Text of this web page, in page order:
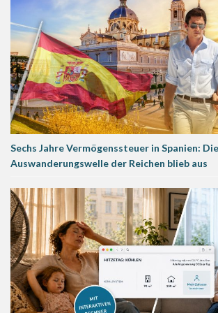
Sechs Jahre Vermögenssteuer in Spanien:
Auswanderungswelle der Reichen blieb aus